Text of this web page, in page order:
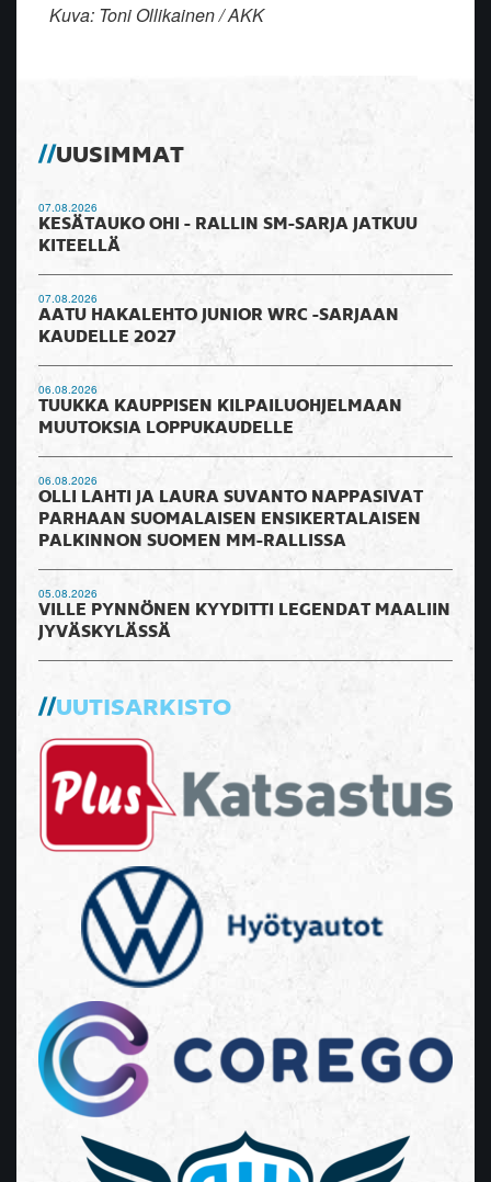
Kuva: Toni Ollikainen / AKK
UUSIMMAT
07.08.2026
KESÄTAUKO OHI - RALLIN SM-SARJA JATKUU
KITEELLÄ
07.08.2026
AATU HAKALEHTO JUNIOR WRC -SARJAAN
KAUDELLE 2027
06.08.2026
TUUKKA KAUPPISEN KILPAILUOHJELMAAN
MUUTOKSIA LOPPUKAUDELLE
06.08.2026
OLLI LAHTI JA LAURA SUVANTO NAPPASIVAT
PARHAAN SUOMALAISEN ENSIKERTALAISEN
PALKINNON SUOMEN MM-RALLISSA
05.08.2026
VILLE PYNNÖNEN KYYDITTI LEGENDAT MAALIIN
JYVÄSKYLÄSSÄ
UUTISARKISTO